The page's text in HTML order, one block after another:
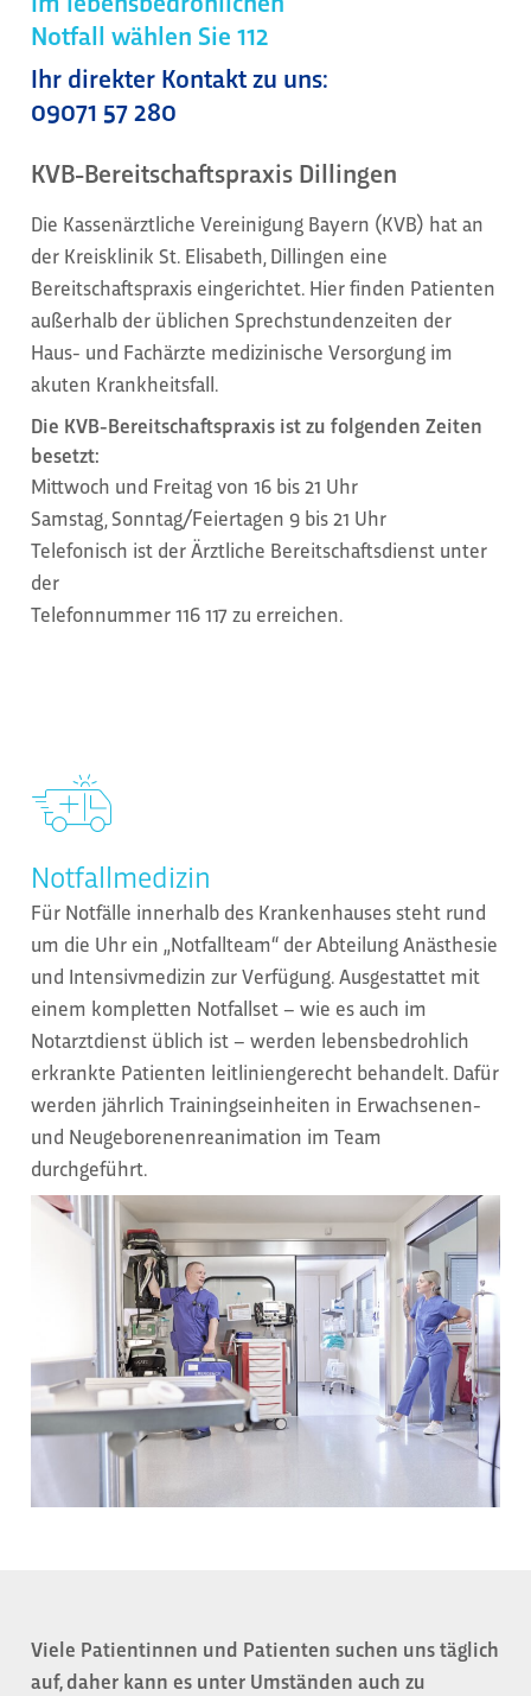
Notfall wählen Sie 112
Ihr direkter Kontakt zu uns:
09071 57 280
KVB-Bereitschaftspraxis Dillingen
Die Kassenärztliche Vereinigung Bayern (KVB) hat an
der Kreisklinik St. Elisabeth, Dillingen eine
Bereitschaftspraxis eingerichtet. Hier finden Patienten
außerhalb der üblichen Sprechstundenzeiten der
Haus- und Fachärzte medizinische Versorgung im
akuten Krankheitsfall.
Die KVB-Bereitschaftspraxis ist zu folgenden Zeiten
besetzt:
Mittwoch und Freitag von 16 bis 21 Uhr
Samstag, Sonntag/Feiertagen 9 bis 21 Uhr
Telefonisch ist der Ärztliche Bereitschaftsdienst unter
der
Telefonnummer 116 117 zu erreichen.
Notfallmedizin
Für Notfälle innerhalb des Krankenhauses steht rund
um die Uhr ein „Notfallteam“ der Abteilung Anästhesie
und Intensivmedizin zur Verfügung. Ausgestattet mit
einem kompletten Notfallset – wie es auch im
Notarztdienst üblich ist – werden lebensbedrohlich
erkrankte Patienten leitliniengerecht behandelt. Dafür
werden jährlich Trainingseinheiten in Erwachsenen-
und Neugeborenenreanimation im Team
durchgeführt.
Viele Patientinnen und Patienten suchen uns täglich
auf, daher kann es unter Umständen auch zu